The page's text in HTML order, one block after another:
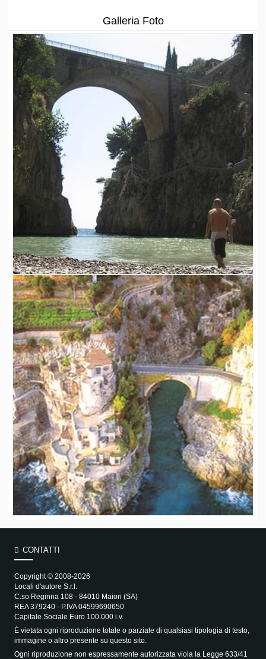
Galleria Foto
CONTATTI
Copyright © 2008-2026
Locali d'autore S.r.l.
C.so Reginna 108 - 84010 Maiori (SA)
REA 379240 - P.IVA 04599690650
Capitale Sociale Euro 100.000 i.v.
È vietata ogni riproduzione totale o parziale di qualsiasi tipologia di testo,
immagine o altro presente su questo sito.
Ogni riproduzione non espressamente autorizzata viola la Legge 633/41